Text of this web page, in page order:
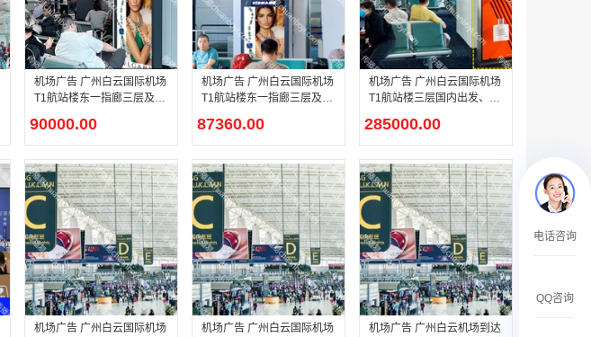
腾讯视频APP开屏广告_刊例价5折
￥2359500.00
腾讯新闻APP开屏广告_刊例价25折
￥1590000.00
机场广告 广州白云国际机场
T1航站楼东一指廊三层及一
90000.00
机场广告 广州白云国际机场
T1航站楼东一指廊三层及一
87360.00
机场广告 广州白云国际机场
T1航站楼三层国内出发、一
达厅电子刷屏广告
285000.00
机场广告 广州白云国际机场
机场广告 广州白云国际机场
机场广告 广州白云机场到达
电话咨询
QQ咨询